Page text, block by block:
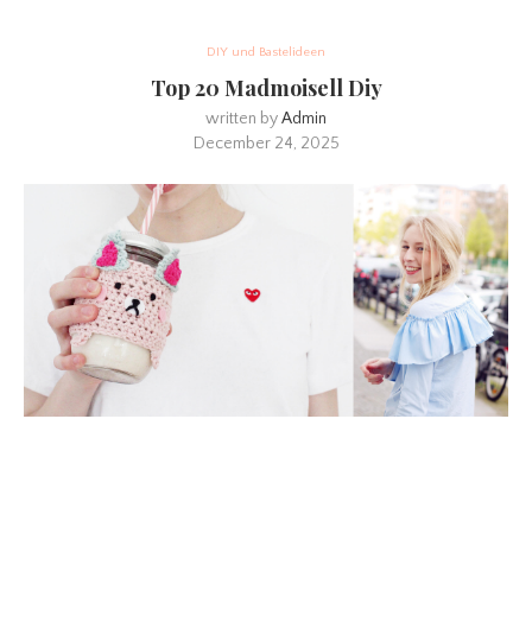
DIY und Bastelideen
Top 20 Madmoisell Diy
written byAdmin
December 24, 2025